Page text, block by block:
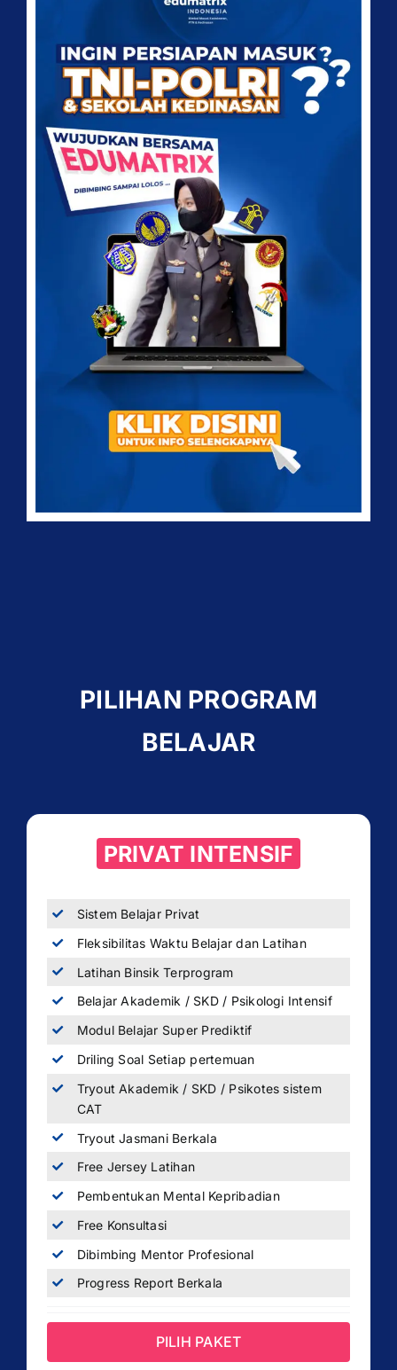
PILIHAN PROGRAM
BELAJAR
PRIVAT INTENSIF
Sistem Belajar Privat
Fleksibilitas Waktu Belajar dan Latihan
Latihan Binsik Terprogram
Belajar Akademik / SKD / Psikologi Intensif
Modul Belajar Super Prediktif
Driling Soal Setiap pertemuan
Tryout Akademik / SKD / Psikotes sistem
CAT
Tryout Jasmani Berkala
Free Jersey Latihan
Pembentukan Mental Kepribadian
Free Konsultasi
Dibimbing Mentor Profesional
Progress Report Berkala
PILIH PAKET